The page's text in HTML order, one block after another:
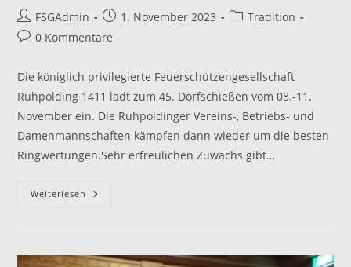
Beitrags-
Autor:
FSGAdmin
Beitrag
veröffentlicht:
1. November 2023
Beitrags-
Tradition
Beitrags-
0 Kommentare
Die königlich privilegierte Feuerschützengesellschaft
Ruhpolding 1411 lädt zum 45. Dorfschießen vom 08.-11.
November ein. Die Ruhpoldinger Vereins-, Betriebs- und
Damenmannschaften kämpfen dann wieder um die besten
Ringwertungen.Sehr erfreulichen Zuwachs gibt…
Weiterlesen 45.